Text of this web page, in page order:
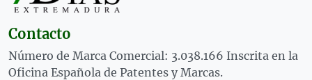
Contacto
Número de Marca Comercial: 3.038.166 Inscrita en la
Oficina Española de Patentes y Marcas.